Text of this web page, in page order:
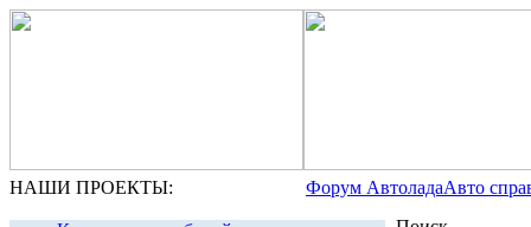
НАШИ ПРОЕКТЫ: Форум АвтоладаАвто